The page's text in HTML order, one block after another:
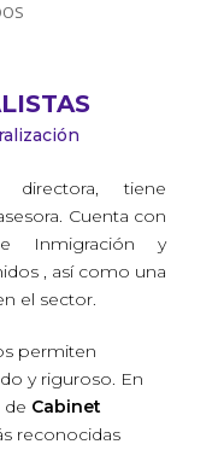
directora, tiene
Cuenta con
Inmigración y
, así como una
el sector.
permiten
y riguroso. En
de Cabinet
reconocidas